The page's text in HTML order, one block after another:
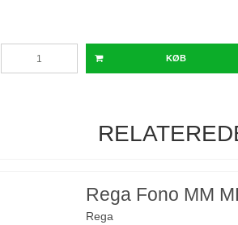
KØB
Rega Fono MM
Rega